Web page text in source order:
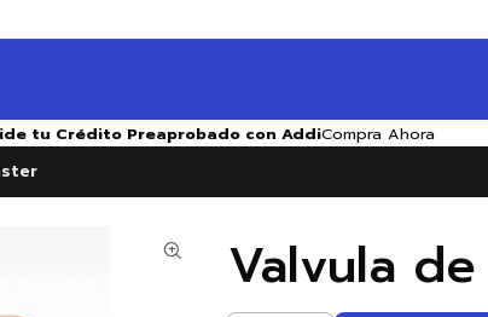
tu Crédito Preaprobado con AddiCompra Ahora
Valvula